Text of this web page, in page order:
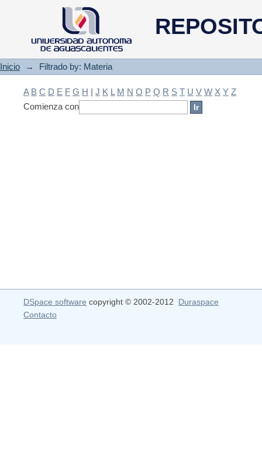
Filtrado by: Materia
Inicio → Filtrado by: Materia
A B C D E F G H I J K L M N O P Q R S T U V W X Y Z
Comienza con
DSpace software copyright © 2002-2012 Duraspace
Contacto